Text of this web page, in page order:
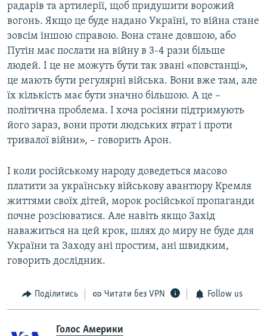
радарів та артилерії, щоб придушити ворожий
вогонь. Якщо це буде надано Україні, то війна стане
зовсім іншою справою. Вона стане довшою, або
Путін має послати на війну в 3-4 рази більше
людей. І це не можуть бути так звані «повстанці»,
це мають бути регулярні війська. Вони вже там, але
їх кількість має бути значно більшою. А це –
політична проблема. І хоча росіяни підтримують
його зараз, вони проти людських втрат і проти
тривалої війни», – говорить Арон.
І коли російському народу доведеться масово
платити за українську військову авантюру Кремля
життями своїх дітей, морок російської пропаганди
почне розсіюватися. Але навіть якщо Захід
наважиться на цей крок, шлях до миру не буде для
України та Заходу ані простим, ані швидким,
говорить дослідник.
Поділитись Читати без VPN Follow us
Голос Америки